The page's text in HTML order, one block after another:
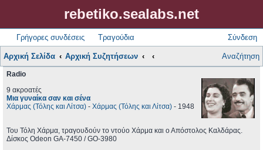
rebetiko.sealabs.net
Γρήγορες συνδέσεις Τραγούδια Σύνδεση
Αρχική Σελίδα Αρχική Συζητήσεων Αναζήτηση
Radio
9 ακροατές
Μια γυναίκα σαν και σένα
Χάρμας (Τόλης και Λίτσα) - Χάρμας (Τόλης και Λίτσα) - 1948
Του Τόλη Χάρμα, τραγουδούν το ντούο Χάρμα και ο Απόστολος Καλδάρας.
Δίσκος Odeon GA-7450 / GO-3980